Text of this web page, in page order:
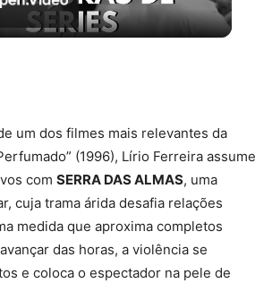
Video
um dos filmes mais relevantes da
(1996), Lírio Ferreira assume
com SERRA DAS ALMAS, uma
cuja trama árida desafia relações
medida que aproxima completos
das horas, a violência se
e coloca o espectador na pele de